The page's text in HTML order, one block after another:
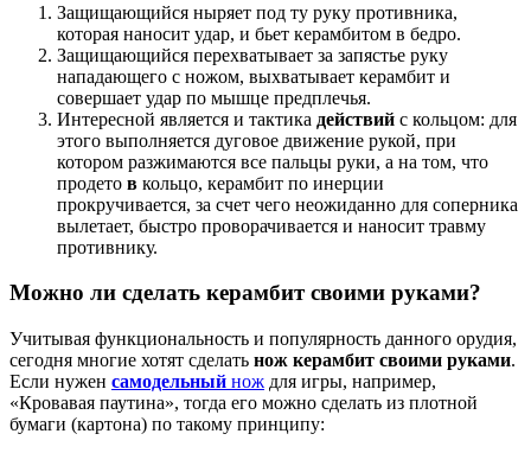
Защищающийся ныряет под ту руку противника,
которая наносит удар, и бьет керамбитом в бедро.
Защищающийся перехватывает за запястье руку
нападающего с ножом, выхватывает керамбит и
совершает удар по мышце предплечья.
Интересной является и тактика действий с кольцом: для
этого выполняется дуговое движение рукой, при
котором разжимаются все пальцы руки, а на том, что
продето в кольцо, керамбит по инерции
прокручивается, за счет чего неожиданно для соперника
вылетает, быстро проворачивается и наносит травму
противнику.
Можно ли сделать керамбит своими руками?
Учитывая функциональность и популярность данного орудия,
сегодня многие хотят сделать нож керамбит своими руками.
Если нужен самодельный нож для игры, например,
«Кровавая паутина», тогда его можно сделать из плотной
бумаги (картона) по такому принципу: